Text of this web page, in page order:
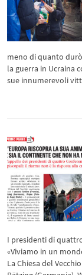
meno di quanto
la guerra in Ucraina
sue innumerevoli
I presidenti di
«Viviamo in un
La Chiesa del